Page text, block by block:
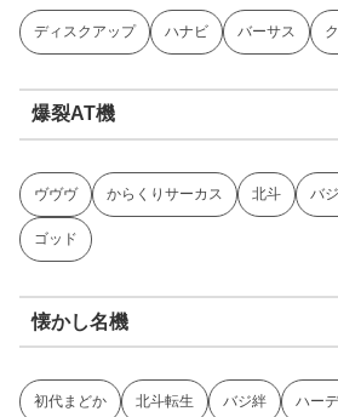
ディスクアップ ハナビ バーサス
爆裂AT機
ヴヴヴ からくりサーカス 北斗 バ
ゴッド
懐かし名機
初代まどか 北斗転生 バジ絆 ハー